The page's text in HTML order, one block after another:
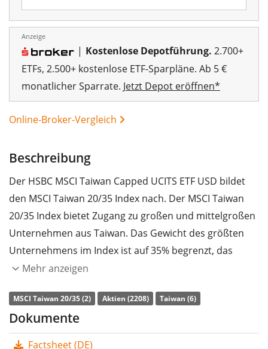
Anzeige
| Kostenlose Depotführung. 2.700+
ETFs, 2.500+ kostenlose ETF-Sparpläne. Ab 5 €
monatlicher Sparrate. Jetzt Depot eröffnen*
Online-Broker-Vergleich
Beschreibung
Der HSBC MSCI Taiwan Capped UCITS ETF USD bildet
den MSCI Taiwan 20/35 Index nach. Der MSCI Taiwan
20/35 Index bietet Zugang zu großen und mittelgroßen
Unternehmen aus Taiwan. Das Gewicht des größten
Unternehmens im Index ist auf 35% begrenzt, das
Gewicht aller weiteren Unternehmen auf 20%.
DieTER(Gesamtkostenquote) des ETF liegt bei
p.a.. Der HSBC MSCI Taiwan Capped UCITS ETF USD ist
Mehr anzeigen
MSCI Taiwan 20/35 (2) Aktien (2208) Taiwan (6)
Dokumente
Factsheet (DE)